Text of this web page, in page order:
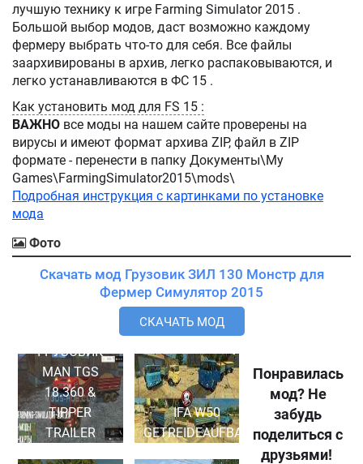
лучшую технику к игре Farming Simulator 2015 .
Большой выбор модов, даст возможно каждому
фермеру выбрать что-то для себя. Все файлы
заархивированы в архив, легко распаковываются, и
легко устанавливаются в ФС 15 .
Как установить мод для FS 15 :
ВАЖНО все моды на нашем сайте проверены на
вирусы и имеют формат архива ZIP, файл в ZIP
формате - перенести в папку Документы\My
Games\FarmingSimulator2015\mods\
Подробная инструкция с картинками по установке
мода
Фото
Скачать мод Грузовик ЗИЛ 130 Монстр для
Фермер Симулятор 2015
СКАЧАТЬ МОД
ГРУЗОВИК
MAN TGS
18.360 &
TIPPER
TRAILER
IFA W50
GETREIDEAUFBAU
Понравилась
мод? Не
забудь
поделиться с
друзьями!